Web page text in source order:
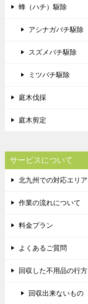
蜂（ハチ）駆除
アシナガバチ駆除
スズメバチ駆除
ミツバチ駆除
庭木伐採
庭木剪定
サービスについて
北九州での対応エリア
作業の流れについて
料金プラン
よくあるご質問
回収した不用品の行方
回収出来ないもの